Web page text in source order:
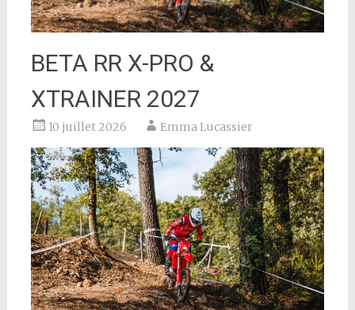
BETA RR X-PRO &
XTRAINER 2027
10 juillet 2026 Emma Lucassier